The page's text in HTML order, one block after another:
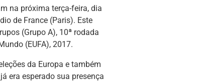
na próxima terça-feira, dia
de France (Paris). Este
(Grupo A), 10ª rodada
(EUFA), 2017.
da Europa e também
era esperado sua presença